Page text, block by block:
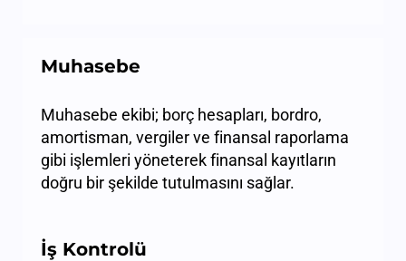
Muhasebe
Muhasebe ekibi; borç hesapları, bordro,
amortisman, vergiler ve finansal raporlama
gibi işlemleri yöneterek finansal kayıtların
doğru bir şekilde tutulmasını sağlar.
İş Kontrolü